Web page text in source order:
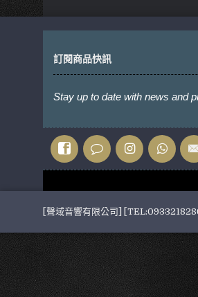
訂閱商品快訊
Stay up to date with news and
[聲域音響有限公司]